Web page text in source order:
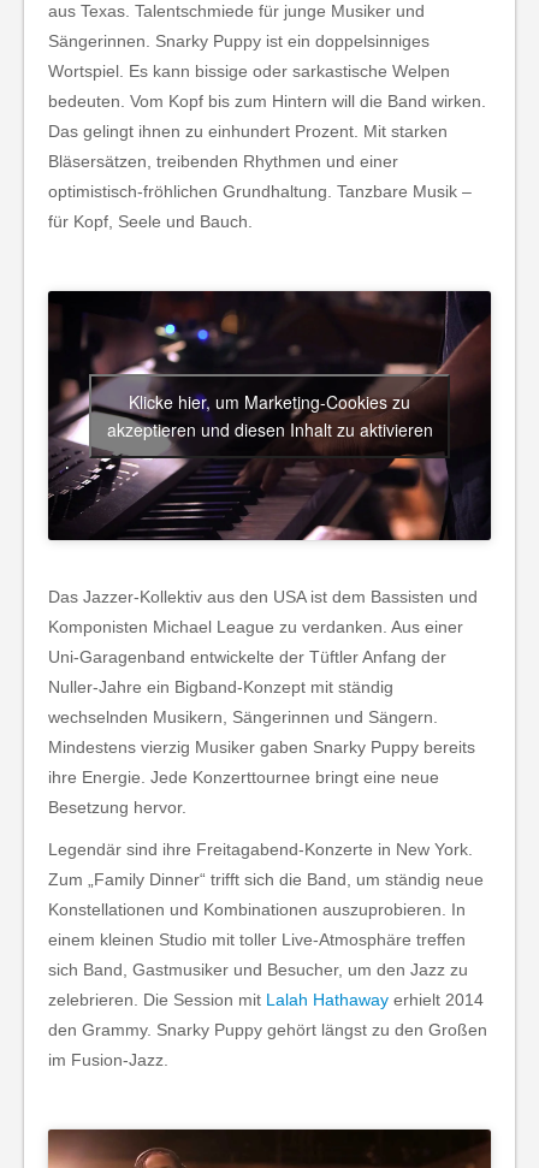
aus Texas. Talentschmiede für junge Musiker und
Sängerinnen. Snarky Puppy ist ein doppelsinniges
Wortspiel. Es kann bissige oder sarkastische Welpen
bedeuten. Vom Kopf bis zum Hintern will die Band wirken.
Das gelingt ihnen zu einhundert Prozent. Mit starken
Bläsersätzen, treibenden Rhythmen und einer
optimistisch-fröhlichen Grundhaltung. Tanzbare Musik –
für Kopf, Seele und Bauch.
Klicke hier, um Marketing-Cookies zu
akzeptieren und diesen Inhalt zu aktivieren
Das Jazzer-Kollektiv aus den USA ist dem Bassisten und
Komponisten Michael League zu verdanken. Aus einer
Uni-Garagenband entwickelte der Tüftler Anfang der
Nuller-Jahre ein Bigband-Konzept mit ständig
wechselnden Musikern, Sängerinnen und Sängern.
Mindestens vierzig Musiker gaben Snarky Puppy bereits
ihre Energie. Jede Konzerttournee bringt eine neue
Besetzung hervor.
Legendär sind ihre Freitagabend-Konzerte in New York.
Zum „Family Dinner“ trifft sich die Band, um ständig neue
Konstellationen und Kombinationen auszuprobieren. In
einem kleinen Studio mit toller Live-Atmosphäre treffen
sich Band, Gastmusiker und Besucher, um den Jazz zu
zelebrieren. Die Session mit Lalah Hathaway erhielt 2014
den Grammy. Snarky Puppy gehört längst zu den Großen
im Fusion-Jazz.